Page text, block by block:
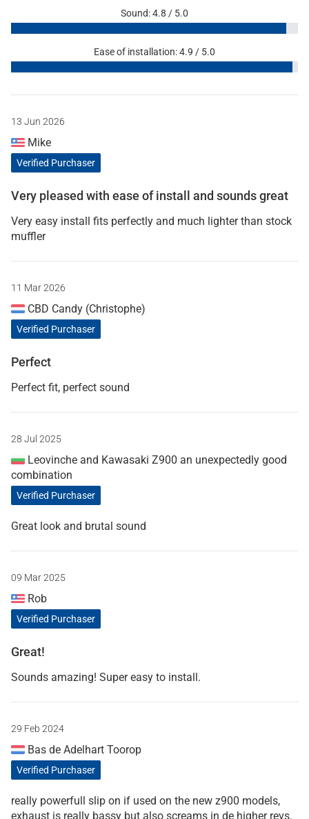
Sound: 4.8 / 5.0
Ease of installation: 4.9 / 5.0
13 Jun 2026
Mike
Verified Purchaser
Very pleased with ease of install and sounds great
Very easy install fits perfectly and much lighter than stock
muffler
11 Mar 2026
CBD Candy (Christophe)
Verified Purchaser
Perfect
Perfect fit, perfect sound
28 Jul 2025
Leovinche and Kawasaki Z900 an unexpectedly good
combination
Verified Purchaser
Great look and brutal sound
09 Mar 2025
Rob
Verified Purchaser
Great!
Sounds amazing! Super easy to install.
29 Feb 2024
Bas de Adelhart Toorop
Verified Purchaser
really powerfull slip on if used on the new z900 models,
exhaust is really bassy but also screams in de higher revs.